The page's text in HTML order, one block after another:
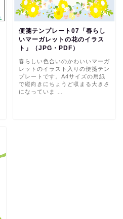
便箋テンプレート07「春らし
いマーガレットの花のイラス
ト」（JPG・PDF）
春らしい色合いのかわいいマーガ
レットのイラスト入りの便箋テン
プレートです。A4サイズの用紙
で縦向きにちょうど収まる大きさ
になっていま …